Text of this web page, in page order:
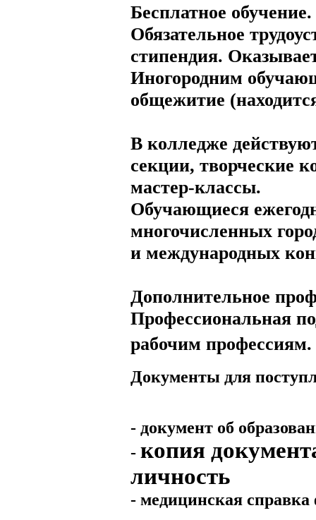
Бесплатное обучение.
Обязательное
стипендия.
Иногородним
общежитие
В колледже
секции, творческие
мастер-классы.
Обучающиеся
многочисленных
и международных
Дополнительное
Профессиональная
рабочим профессиям.
Документы
- документ об
- копия
личность
- медицинская